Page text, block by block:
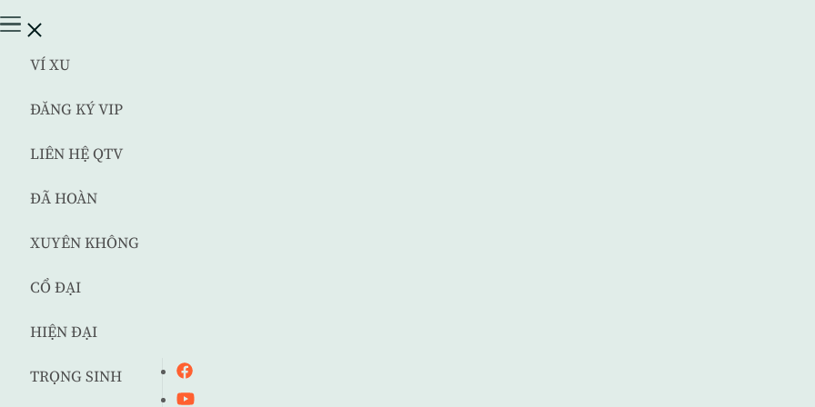
VÍ XU
ĐĂNG KÝ VIP
LIÊN HỆ QTV
ĐÃ HOÀN
XUYÊN KHÔNG
CỔ ĐẠI
HIỆN ĐẠI
TRỌNG SINH